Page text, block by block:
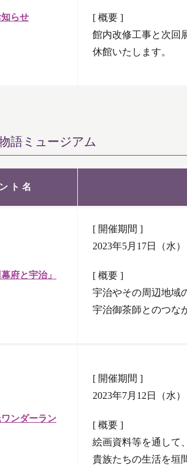
らせ
[ 概要 ]
館内改修工事と次回
休館いたします。
語ミュージアム
ト名
府と宇治」
[ 開催期間 ]
2023年5月17日（水
[ 概要 ]
宇治やその周辺地域
宇治御茶師とのつな
ンダーラン
[ 開催期間 ]
2023年7月12日（水
[ 概要 ]
絵画資料等を通して
貴族たちの生活を垣